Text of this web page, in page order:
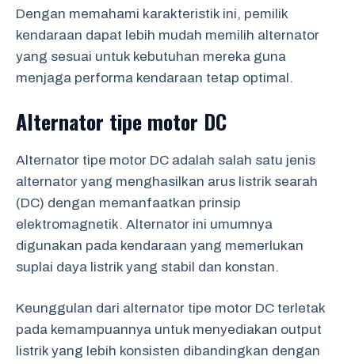
Dengan memahami karakteristik ini, pemilik
kendaraan dapat lebih mudah memilih alternator
yang sesuai untuk kebutuhan mereka guna
menjaga performa kendaraan tetap optimal.
Alternator tipe motor DC
Alternator tipe motor DC adalah salah satu jenis
alternator yang menghasilkan arus listrik searah
(DC) dengan memanfaatkan prinsip
elektromagnetik. Alternator ini umumnya
digunakan pada kendaraan yang memerlukan
suplai daya listrik yang stabil dan konstan.
Keunggulan dari alternator tipe motor DC terletak
pada kemampuannya untuk menyediakan output
listrik yang lebih konsisten dibandingkan dengan